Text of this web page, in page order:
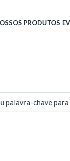
PRODUTOS
palavra-chave